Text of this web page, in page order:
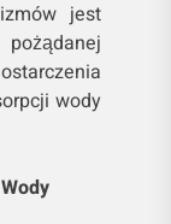
jest
wody